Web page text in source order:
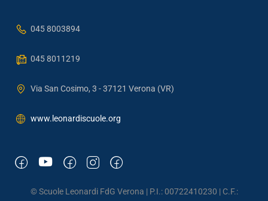
045 8003894
045 8011219
Via San Cosimo, 3 - 37121 Verona (VR)
www.leonardiscuole.org
© Scuole Leonardi FdG Verona | P.I.: 00722410230 | C.F.: